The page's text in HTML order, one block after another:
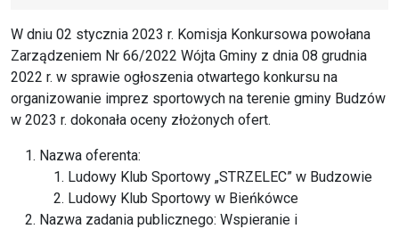
W dniu 02 stycznia 2023 r. Komisja Konkursowa powołana
Zarządzeniem Nr 66/2022 Wójta Gminy z dnia 08 grudnia
2022 r. w sprawie ogłoszenia otwartego konkursu na
organizowanie imprez sportowych na terenie gminy Budzów
w 2023 r. dokonała oceny złożonych ofert.
Nazwa oferenta:
Ludowy Klub Sportowy „STRZELEC” w Budzowie
Ludowy Klub Sportowy w Bieńkówce
Nazwa zadania publicznego: Wspieranie i